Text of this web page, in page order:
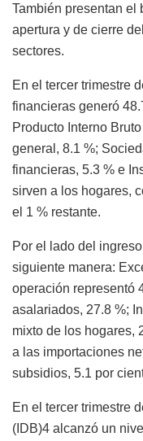
También presentan el
apertura y de cierre
sectores.
En el tercer trimestre
financieras generó
Producto Interno
general, 8.1 %;
financieras, 5.3 % e
sirven a los hogares,
el 1 % restante.
Por el lado del
siguiente manera:
operación representó
asalariados, 27.8 %;
mixto de los hogares,
a las importaciones
subsidios, 5.1 por
En el tercer trimestre
(IDB)4 alcanzó un